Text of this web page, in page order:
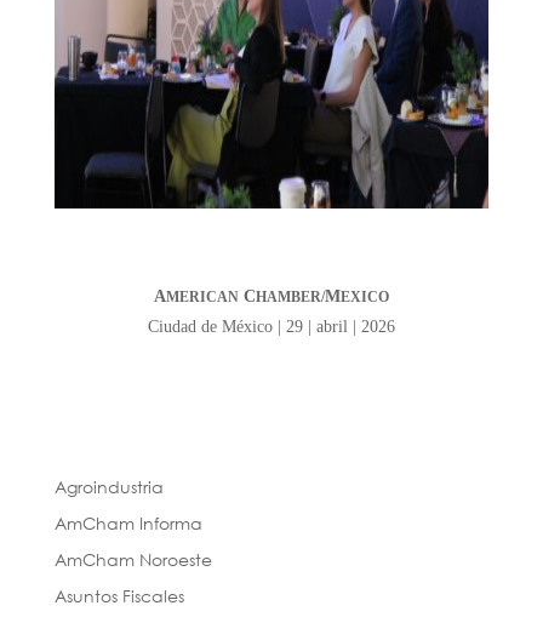
AMERICANCHAMBER/MEXICO
Ciudad de México | 29 | abril | 2026
Agroindustria
AmCham Informa
AmCham Noroeste
Asuntos Fiscales